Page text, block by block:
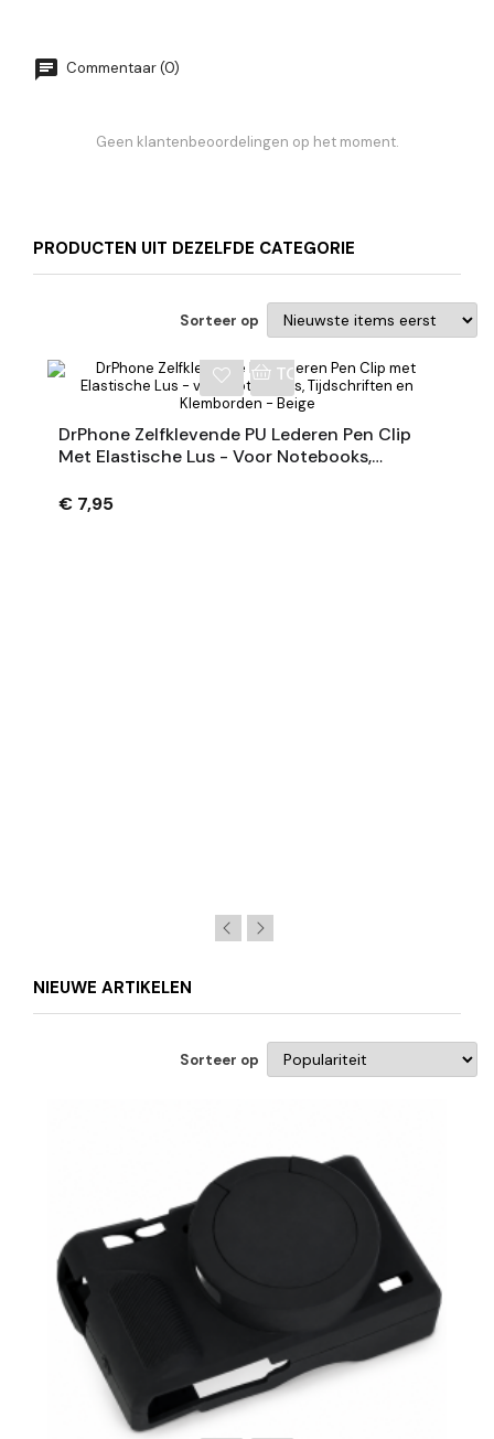
Commentaar (0)
Geen klantenbeoordelingen op het moment.
PRODUCTEN UIT DEZELFDE CATEGORIE
Sorteer op
TOEVOEGEN AAN
DrPhone Zelfklevende PU Lederen Pen Clip
Met Elastische Lus - Voor Notebooks,
€ 7,95
NIEUWE ARTIKELEN
Sorteer op